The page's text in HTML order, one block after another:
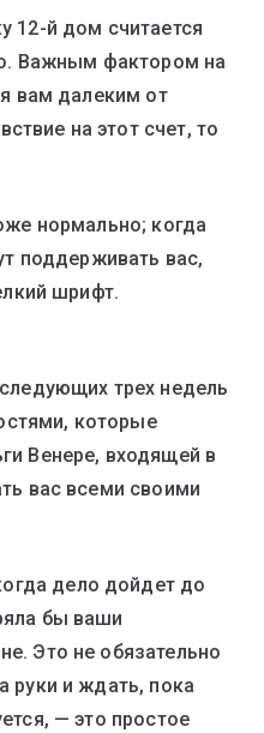
12-й дом считается
Важным фактором на
вам далеким от
на этот счет, то
нормально; когда
поддерживать вас,
шрифт.
трех недель
которые
Венере, входящей в
вас всеми своими
дело дойдет до
бы ваши
Это не обязательно
руки и ждать, пока
— это простое